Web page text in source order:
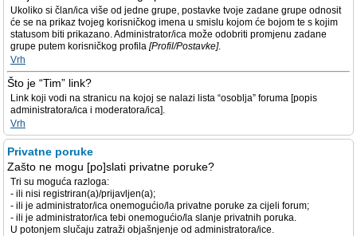
Ukoliko si član/ica više od jedne grupe, postavke tvoje zadane grupe odnosit
će se na prikaz tvojeg korisničkog imena u smislu kojom će bojom te s kojim
statusom biti prikazano. Administrator/ica može odobriti promjenu zadane
grupe putem korisničkog profila [Profil/Postavke].
Vrh
Što je “Tim” link?
Link koji vodi na stranicu na kojoj se nalazi lista “osoblja” foruma [popis
administratora/ica i moderatora/ica].
Vrh
Privatne poruke
Zašto ne mogu [po]slati privatne poruke?
Tri su moguća razloga:
- ili nisi registriran(a)/prijavljen(a);
- ili je administrator/ica onemogućio/la privatne poruke za cijeli forum;
- ili je administrator/ica tebi onemogućio/la slanje privatnih poruka.
U potonjem slučaju zatraži objašnjenje od administratora/ice.